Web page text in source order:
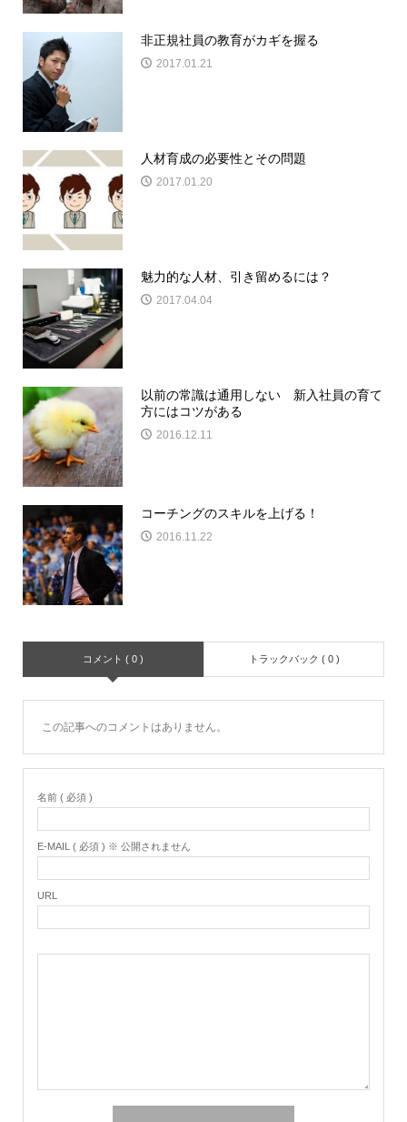
非正規社員の教育がカギを握る
2017.01.21
人材育成の必要性とその問題
2017.01.20
魅力的な人材、引き留めるには？
2017.04.04
以前の常識は通用しない 新入社員の育て
方にはコツがある
2016.12.11
コーチングのスキルを上げる！
2016.11.22
コメント ( 0 ) トラックバック ( 0 )
この記事へのコメントはありません。
名前 ( 必須 )
E-MAIL ( 必須 ) ※ 公開されません
URL